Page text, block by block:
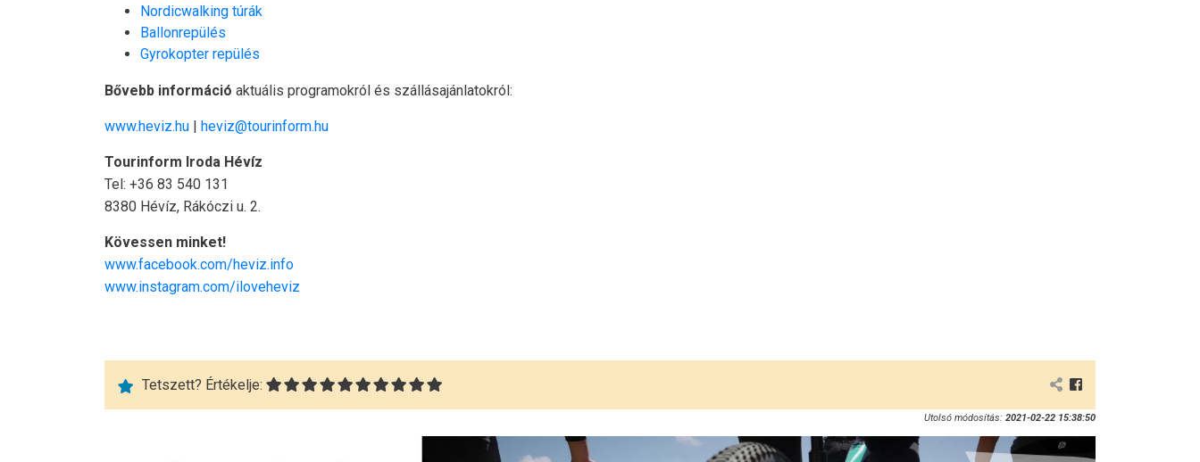
Nordicwalking túrák
Ballonrepülés
Gyrokopter repülés
Bővebb információ aktuális programokról és szállásajánlatokról:
www.heviz.hu heviz@tourinform.hu
Tourinform Iroda Hévíz
Tel: +36 83 540 131
8380 Hévíz, Rákóczi u. 2.
Kövessen minket!
www.facebook.com/heviz.info
www.instagram.com/iloveheviz
Tetszett? Értékelje:
Utolsó módosítás: 2021-02-22 15:38:50